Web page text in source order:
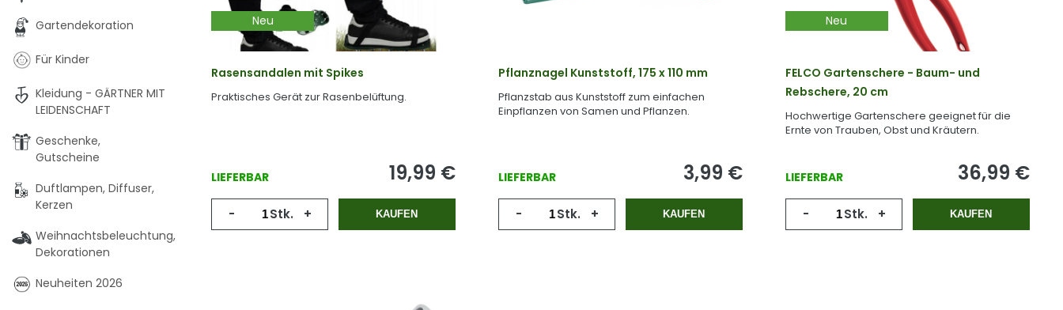
Neu
Rasensandalen mit Spikes
Praktisches Gerät zur Rasenbelüftung.
LIEFERBAR 19,99 €
- Stk. + KAUFEN
Pflanznagel Kunststoff, 175 x 110 mm
Pflanzstab aus Kunststoff zum einfachen
Einpflanzen von Samen und Pflanzen.
LIEFERBAR 3,99 €
- Stk. + KAUFEN
Neu
FELCO Gartenschere - Baum- und
Rebschere, 20 cm
Hochwertige Gartenschere geeignet für die
Ernte von Trauben, Obst und Kräutern.
LIEFERBAR 36,99 €
- Stk. + KAUFEN
Gartendekoration
Für Kinder
Kleidung - GÄRTNER MIT
LEIDENSCHAFT
Geschenke,
Gutscheine
Duftlampen, Diffuser,
Kerzen
Weihnachtsbeleuchtung,
Dekorationen
Neuheiten 2026